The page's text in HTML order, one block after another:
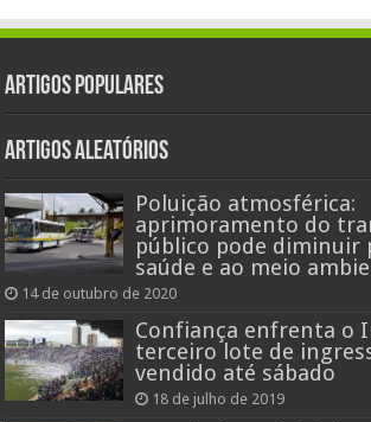
Artigos populares
Artigos aleatórios
Poluição atmosférica:
aprimoramento do
público pode diminuir
saúde e ao meio
14 de outubro de 2020
Confiança enfrenta o
terceiro lote de
vendido até sábado
18 de julho de 2019